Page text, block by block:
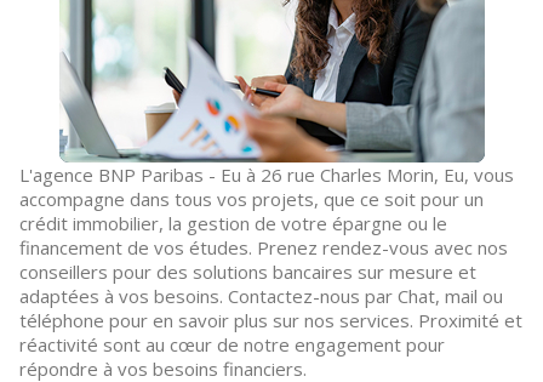
L'agence BNP Paribas - Eu à 26 rue Charles Morin, Eu, vous
accompagne dans tous vos projets, que ce soit pour un
crédit immobilier, la gestion de votre épargne ou le
financement de vos études. Prenez rendez-vous avec nos
conseillers pour des solutions bancaires sur mesure et
adaptées à vos besoins. Contactez-nous par Chat, mail ou
téléphone pour en savoir plus sur nos services. Proximité et
réactivité sont au cœur de notre engagement pour
répondre à vos besoins financiers.